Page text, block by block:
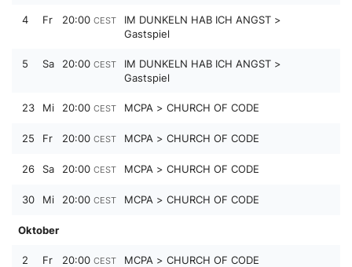
4 Fr 20:00 CEST
IM DUNKELN HAB ICH ANGST >
Gastspiel
5 Sa 20:00 CEST
IM DUNKELN HAB ICH ANGST >
Gastspiel
23 Mi 20:00 CEST MCPA > CHURCH OF CODE
25 Fr 20:00 CEST MCPA > CHURCH OF CODE
26 Sa 20:00 CEST MCPA > CHURCH OF CODE
30 Mi 20:00 CEST MCPA > CHURCH OF CODE
Oktober
2 Fr 20:00 CEST MCPA > CHURCH OF CODE